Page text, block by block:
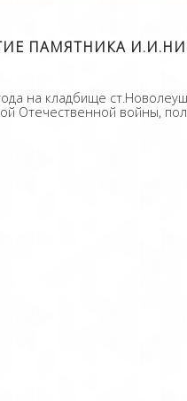
ПАМЯТНИКА
на кладбище
Отечественной войны,